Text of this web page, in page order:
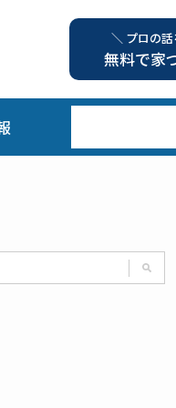
＼ プロの
無料で家